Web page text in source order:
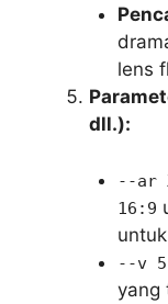
lens
dll.):
--ar
16:9
--v
yang